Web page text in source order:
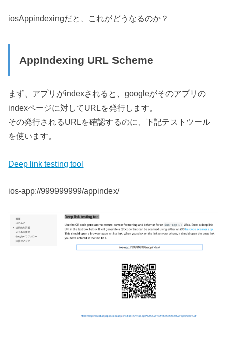
iosAppindexingだと、これがどうなるのか？
AppIndexing URL Scheme
まず、アプリがindexされると、googleがそのアプリの
indexページに対してURLを発行します。
その発行されるURLを確認するのに、下記テストツール
を使います。
Deep link testing tool
ios-app://999999999/appindex/